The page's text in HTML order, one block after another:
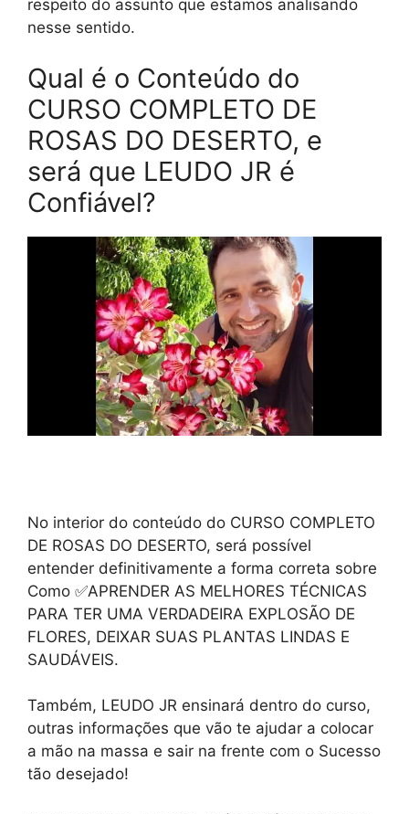
respeito do assunto que estamos analisando
nesse sentido.
Qual é o Conteúdo do
CURSO COMPLETO DE
ROSAS DO DESERTO, e
será que LEUDO JR é
Confiável?
No interior do conteúdo do CURSO COMPLETO
DE ROSAS DO DESERTO, será possível
entender definitivamente a forma correta sobre
Como ✅APRENDER AS MELHORES TÉCNICAS
PARA TER UMA VERDADEIRA EXPLOSÃO DE
FLORES, DEIXAR SUAS PLANTAS LINDAS E
SAUDÁVEIS.
Também, LEUDO JR ensinará dentro do curso,
outras informações que vão te ajudar a colocar
a mão na massa e sair na frente com o Sucesso
tão desejado!